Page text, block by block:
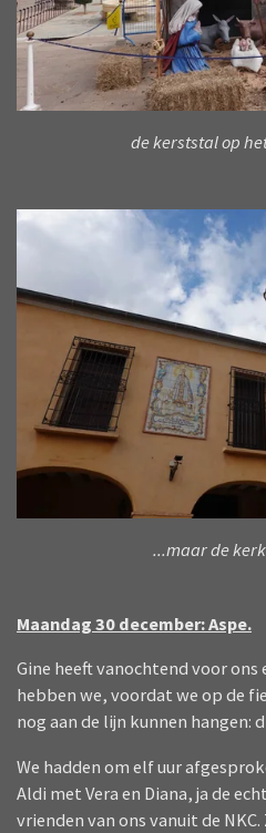
de kerststal op
...maar de
Maandag 30 december: Aspe.
Gine heeft vanochtend voor ons
hebben we, voordat we op de
nog aan de lijn kunnen hangen:
We hadden om elf uur
Aldi met Vera en Diana, ja de
vrienden van ons vanuit de